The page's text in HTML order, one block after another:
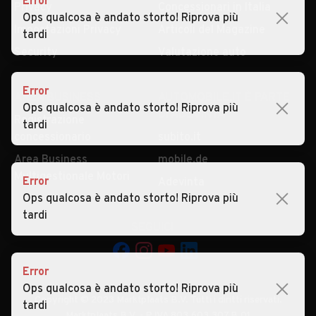
Privacy
Impostazioni Privacy
Security
Valutazione auto
AREA BUSINESS
Registrazione
Area Business
Multigestionale Motori
DI ADEVINTA
mobile.de
Copyright © 2023 Marktplaats B.V. Tutti i diritti riservati.
Ops qualcosa è andato storto! Riprova più
tardi
Error
Ops qualcosa è andato storto! Riprova più
tardi
Error
Ops qualcosa è andato storto! Riprova più
tardi
Error
Ops qualcosa è andato storto! Riprova più
tardi